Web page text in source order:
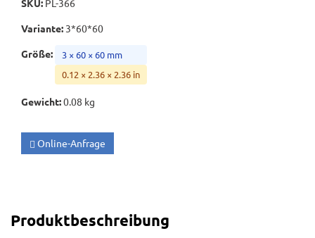
SKU: PL-366
Variante: 3*60*60
Größe:
3 × 60 × 60 mm
0.12 × 2.36 × 2.36 in
Gewicht:0.08 kg
Online-Anfrage
Produktbeschreibung